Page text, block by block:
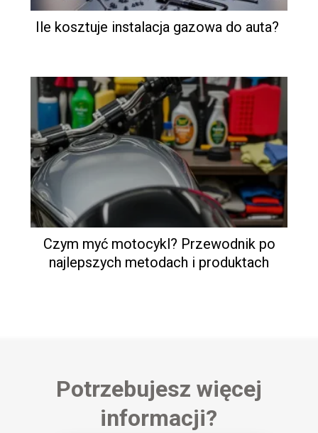
Ile kosztuje instalacja gazowa do auta?
Czym myć motocykl? Przewodnik po
najlepszych metodach i produktach
Potrzebujesz więcej
informacji?